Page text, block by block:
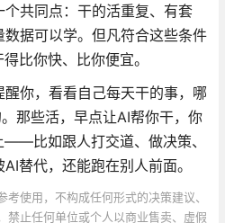
共同点：干的活重复、有套
据可以学。但凡符合这些条件
比你快、比你便宜。
你，看看自己每天干的事，哪
那些活，早点让AI帮你干，你
比如跟人打交道、做决策、
替代，还能跑在别人前面。
使用，不构成任何形式的决策建议、
禁止任何单位或个人以商业售卖、虚假